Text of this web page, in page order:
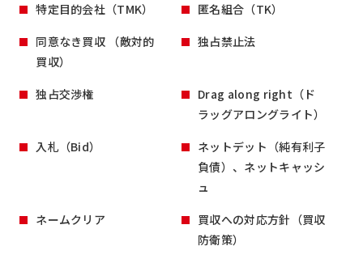
特定目的会社（TMK）
匿名組合（TK）
同意なき買収 （敵対的
買収）
独占禁止法
独占交渉権
Drag along right（ド
ラッグアロングライト）
入札（Bid）
ネットデット（純有利子
負債）、ネットキャッシ
ュ
ネームクリア
買収への対応方針（買収
防衛策）